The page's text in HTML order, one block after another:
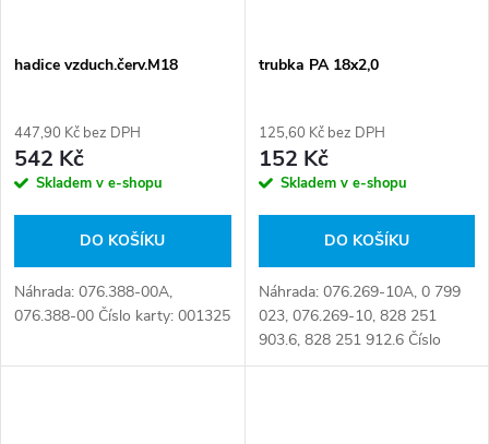
hadice vzduch.červ.M18
447,90 Kč bez DPH
542 Kč
Skladem v e-shopu
DO KOŠÍKU
Náhrada: 076.388-00A,
076.388-00 Číslo karty: 001325
trubka PA 18x2,0
125,60 Kč bez DPH
152 Kč
Skladem v e-shopu
DO KOŠÍKU
Náhrada: 076.269-10A, 0 799
023, 076.269-10, 828 251
903.6, 828 251 912.6 Číslo
karty: 054895